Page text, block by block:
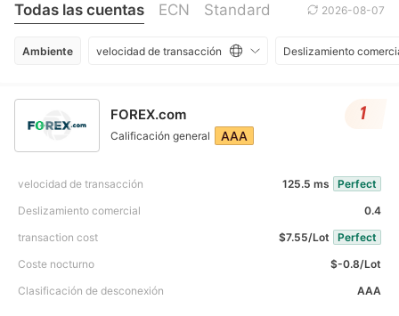
Todas las cuentas ECN Standard 2026-08-07
Ambiente velocidad de transacción Deslizamiento
FOREX.com
Calificación general AAA
velocidad de transacción 125.5 ms
Perfect
Deslizamiento comercial
0.4
transaction cost
$7.55/Lot
Perfect
Coste nocturno
$-0.8/Lot
Clasificación de desconexión
AAA
1